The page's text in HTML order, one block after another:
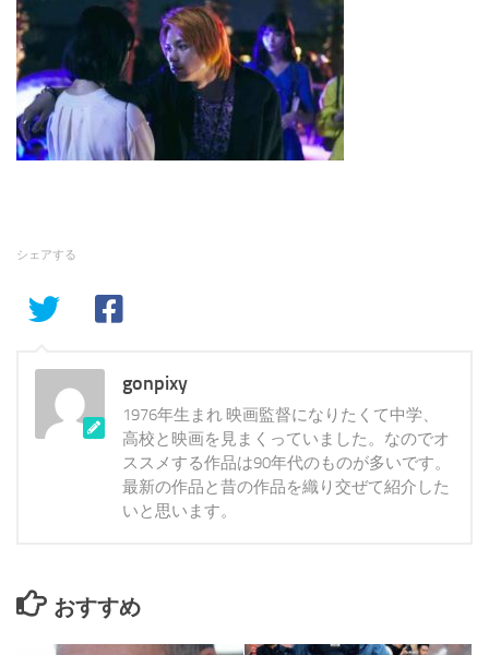
シェアする
gonpixy
1976年生まれ 映画監督になりたくて中学、
高校と映画を見まくっていました。なのでオ
ススメする作品は90年代のものが多いです。
最新の作品と昔の作品を織り交ぜて紹介した
いと思います。
おすすめ